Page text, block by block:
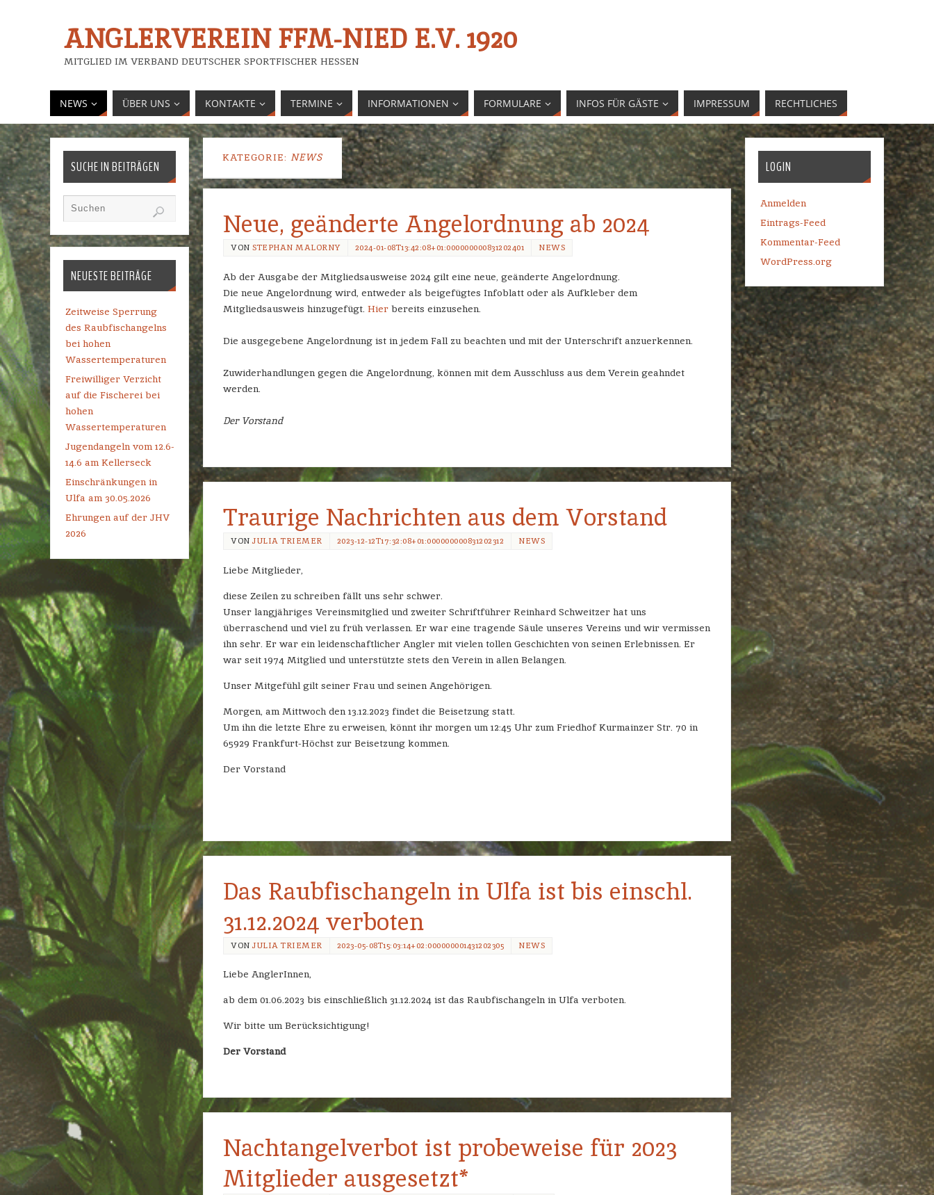
ANGLERVEREIN FFM-NIED E.V. 1920
MITGLIED IM VERBAND DEUTSCHER SPORTFISCHER HESSEN
NEWS ÜBER UNS KONTAKTE TERMINE INFORMATIONEN FORMULARE INFOS FÜR GÄSTE IMPRESSUM RECHTLICHES
KATEGORIE: NEWS
Neue, geänderte Angelordnung ab 2024
VON STEPHAN MALORNY 2024-01-08T13:42:08+01:000000000831202401 NEWS
Ab der Ausgabe der Mitgliedsausweise 2024 gilt eine neue, geänderte Angelordnung.
Die neue Angelordnung wird, entweder als beigefügtes Infoblatt oder als Aufkleber dem
Mitgliedsausweis hinzugefügt. Hier bereits einzusehen.
Die ausgegebene Angelordnung ist in jedem Fall zu beachten und mit der Unterschrift anzuerkennen.
Zuwiderhandlungen gegen die Angelordnung, können mit dem Ausschluss aus dem Verein geahndet
werden.
Der Vorstand
Traurige Nachrichten aus dem Vorstand
VON JULIA TRIEMER 2023-12-12T17:32:08+01:000000000831202312 NEWS
Liebe Mitglieder,
diese Zeilen zu schreiben fällt uns sehr schwer.
Unser langjähriges Vereinsmitglied und zweiter Schriftführer Reinhard Schweitzer hat uns
überraschend und viel zu früh verlassen. Er war eine tragende Säule unseres Vereins und wir vermissen
ihn sehr. Er war ein leidenschaftlicher Angler mit vielen tollen Geschichten von seinen Erlebnissen. Er
war seit 1974 Mitglied und unterstützte stets den Verein in allen Belangen.
Unser Mitgefühl gilt seiner Frau und seinen Angehörigen.
Morgen, am Mittwoch den 13.12.2023 findet die Beisetzung statt.
Um ihn die letzte Ehre zu erweisen, könnt ihr morgen um 12:45 Uhr zum Friedhof Kurmainzer Str. 70 in
65929 Frankfurt-Höchst zur Beisetzung kommen.
Der Vorstand
Das Raubfischangeln in Ulfa ist bis einschl.
31.12.2024 verboten
VON JULIA TRIEMER 2023-05-08T15:03:14+02:000000001431202305 NEWS
Liebe AnglerInnen,
ab dem 01.06.2023 bis einschließlich 31.12.2024 ist das Raubfischangeln in Ulfa verboten.
Wir bitte um Berücksichtigung!
Der Vorstand
Nachtangelverbot ist probeweise für 2023
Mitglieder ausgesetzt*
SUCHE IN BEITRÄGEN
NEUESTE BEITRÄGE
Zeitweise Sperrung
des Raubfischangelns
bei hohen
Wassertemperaturen
Freiwilliger Verzicht
auf die Fischerei bei
hohen
Wassertemperaturen
Jugendangeln vom 12.6-
14.6 am Kellerseck
Einschränkungen in
Ulfa am 30.05.2026
Ehrungen auf der JHV
2026
LOGIN
Anmelden
Eintrags-Feed
Kommentar-Feed
WordPress.org